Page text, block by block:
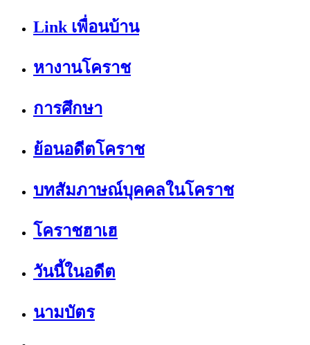
Link เพื่อนบ้าน
หางานโคราช
การศึกษา
ย้อนอดีตโคราช
บทสัมภาษณ์บุคคลในโคราช
โคราชฮาเฮ
วันนี้ในอดีต
นามบัตร